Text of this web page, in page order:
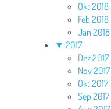
Okt 2018
Feb 2018
Jan 2018
▼ 2017
Dez 2017
Nov 2017
Okt 2017
Sep 2017